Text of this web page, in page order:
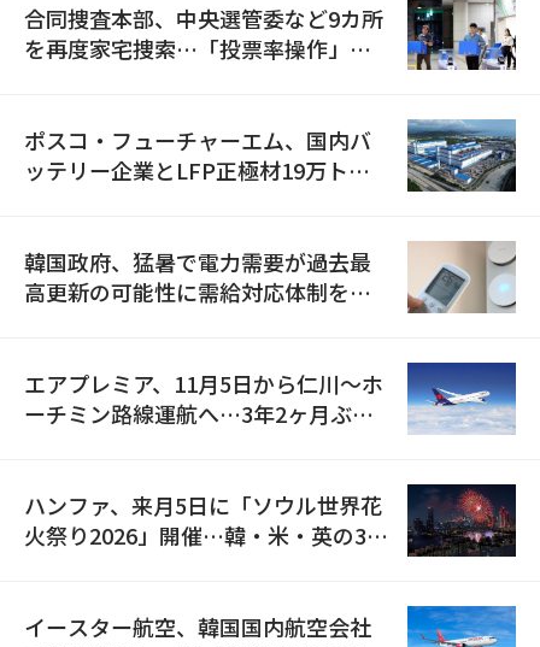
合同捜査本部、中央選管委など9カ所
を再度家宅捜索…「投票率操作」の
ポスコ・フューチャーエム、国内バ
ッテリー企業とLFP正極材19万トン
韓国政府、猛暑で電力需要が過去最
高更新の可能性に需給対応体制を点
エアプレミア、11月5日から仁川〜ホ
ーチミン路線運航へ…3年2ヶ月ぶり
ハンファ、来月5日に「ソウル世界花
火祭り2026」開催…韓・米・英の3カ
イースター航空、韓国国内航空会社